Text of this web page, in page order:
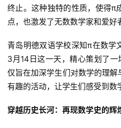
终止。这种独特的性质，使得π
点，也激发了无数数学家和爱好
青岛明德双语学校深知π在数学
3月14日这一天，精心策划了
仅旨在加深学生们对数学的理解
有趣的活动，让学生们感受到数
穿越历史长河：再现数学史的辉